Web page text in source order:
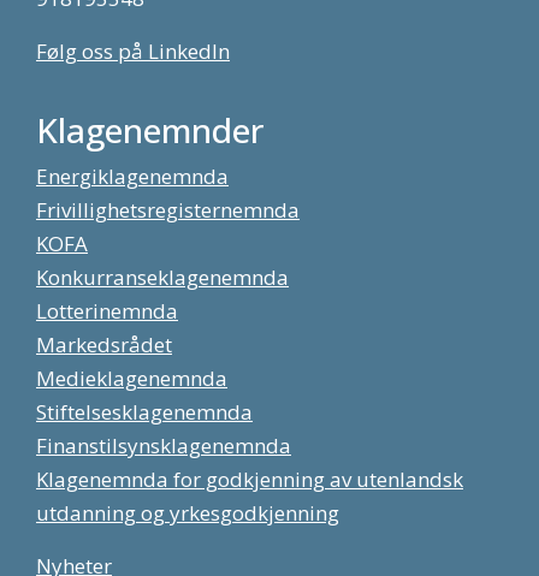
Følg oss på LinkedIn
Klagenemnder
Energiklagenemnda
Frivillighetsregisternemnda
KOFA
Konkurranseklagenemnda
Lotterinemnda
Markedsrådet
Medieklagenemnda
Stiftelsesklagenemnda
Finanstilsynsklagenemnda
Klagenemnda for godkjenning av utenlandsk
utdanning og yrkesgodkjenning
Nyheter